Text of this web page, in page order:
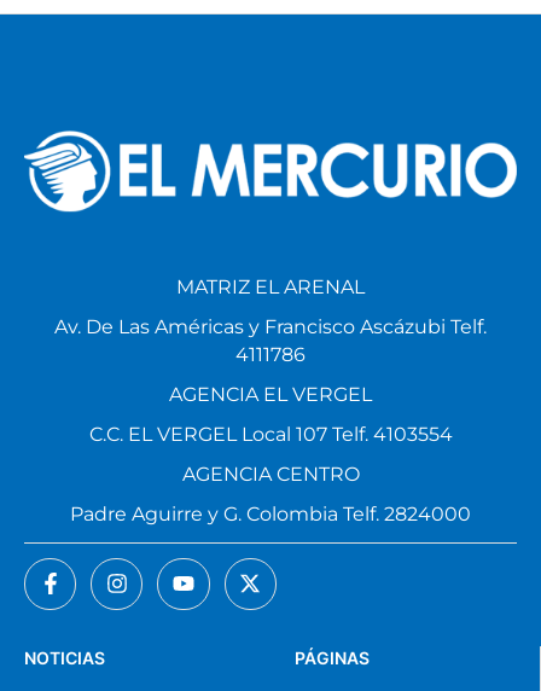
PÁGINAS
NOTICIAS
MATRIZ EL ARENAL
Av. De Las Américas y Francisco Ascázubi Telf.
4111786
AGENCIA EL VERGEL
C.C. EL VERGEL Local 107 Telf. 4103554
AGENCIA CENTRO
Padre Aguirre y G. Colombia Telf. 2824000